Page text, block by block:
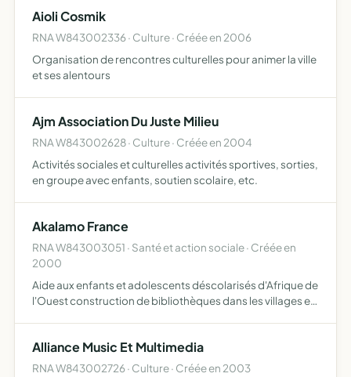
Aioli Cosmik
RNA W843002336 · Culture · Créée en 2006
Organisation de rencontres culturelles pour animer la ville
et ses alentours
Ajm Association Du Juste Milieu
RNA W843002628 · Culture · Créée en 2004
Activités sociales et culturelles activités sportives, sorties,
en groupe avec enfants, soutien scolaire, etc.
Akalamo France
RNA W843003051 · Santé et action sociale · Créée en
2000
Aide aux enfants et adolescents déscolarisés d'Afrique de
l'Ouest construction de bibliothèques dans les villages en
Alliance Music Et Multimedia
RNA W843002726 · Culture · Créée en 2003